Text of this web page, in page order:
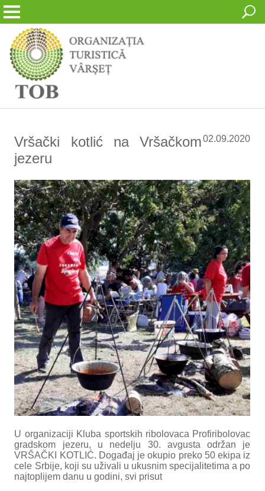
Vršački kotlić na Vršačkom
jezeru
02.09.2020
U organizaciji Kluba sportskih ribolovaca Profiribolovac
gradskom jezeru, u nedelju 30. avgusta održan je
VRŠAČKI KOTLIĆ. Događaj je okupio preko 50 ekipa iz
cele Srbije, koji su uživali u ukusnim specijalitetima a po
najtoplijem danu u godini, svi prisut